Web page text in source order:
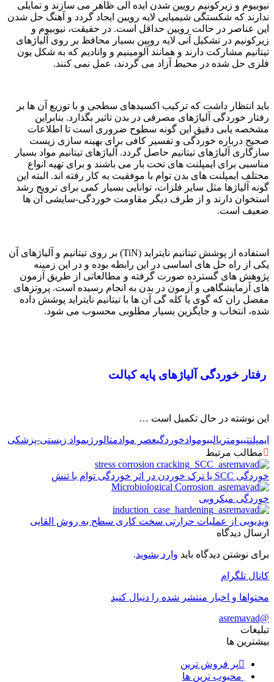
نیوبیوم و زیرکونیم رویین شدن ایده آلی ظاهر می سازند و تمایلی
ندارند که شکستگی شیمیایی لایه رویین ایجاد گردد و آهنگ حل شدن
این عناصر در حالت رویین حداقل است. در حقیقت، نیوبیوم و
زیرکونیم در تشکیل آنی لایه رویین بسیار محافظ بر روی آلیاژهای
تیتانیم مشارکت دارند و همانند آلومینیم و وانادیم که به شکل یون
فلزی حل شده در محیط آزاد می گردند، عمل نمی کنند.
باید انتظار داشت که ترکیب اکسیدهای سطحی و با توزیع آن ها بر
رفتار خوردگی آلیاژهای مصرفی در بدن تاثیر بگذارد. بنابراین
مشخصه یابی دقیق این گونه سطوح ضروری است تا اطلاعات
صحیح درباره خوردگی و تفسیر کافی برای بهینه سازی زیست
سازگاری آلیاژهای تیتانیم حاصل گردد. آلیاژهای تیتانیم مواد بسیار
مناسبی برای ایمپلنت های تحت بار می باشند و برای تهیه انواع
مختلف ایمپلنت های بدن توام با موفقیت به کار رفته اند. البته این
گونه آلیاژها مثل سایر فلزات، توانایی بسیار کمی برای ترویج رشد
استخوان دارند و از طرف دیگر مقاومت خوردگی-سایشی آن ها
ضعیف است.
استفاده از پوشش تیتانیم نایتراید (TiN) بر روی تیتانیم و آلیاژهای آن
یکی از راه حل های اساسی در این رابطه بوده و در این زمینه
پژوهش های گسترده صورت گرفته و مطالعاتی از طریق آزمون
های آزمایشگاهی و آزمون در بدن به انجام رسیده است. پروتزهای
مفصل ران که گوی یا کله گی آن ها با تیتانیم نایتراید پوشش داده
شده، انتخاب و جایگزین بسیار مطلوبی محسوب می شود.
رفتار خوردگی آلیاژهای پایه کبالت
این نوشته در حال تکمیل است …
ایمپلنتبیومتریالبیوموادخوردگیعصر موادمتالورژیمواد زیستی-پزشکی
مطالب مرتبط
خوردگی SCC یا ترک خوردن در اثر خوردگی توام با تنش
خوردگی میکروبی
ویدیویی از عملیات حرارتی سخت کاری سطح به روش القایی
ارسال دیدگاه
برای نوشتن دیدگاه باید وارد بشوید.
کانال تلگرام
محتواها و اخبار منتشر شده را دنبال کنید
@asremavad
تبلیغات
بیشترین ها
پر فروش ترین
محبوب ترین ها